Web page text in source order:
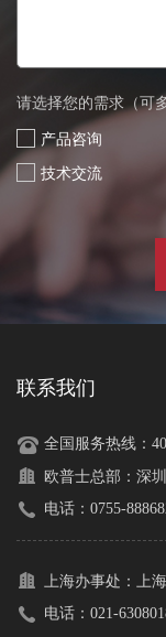
请选择您的需求（可
产品咨询
技术交流
联系我们
全国服务热线：
欧普士总部： 深
电话：0755-
上海办事处：
上
电话：021-